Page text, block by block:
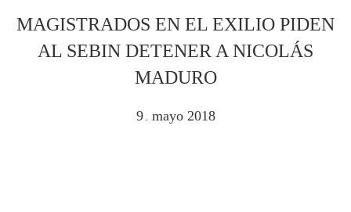
MAGISTRADOS EN EL EXILIO PIDEN
AL SEBIN DETENER A NICOLÁS
MADURO
9 . mayo 2018